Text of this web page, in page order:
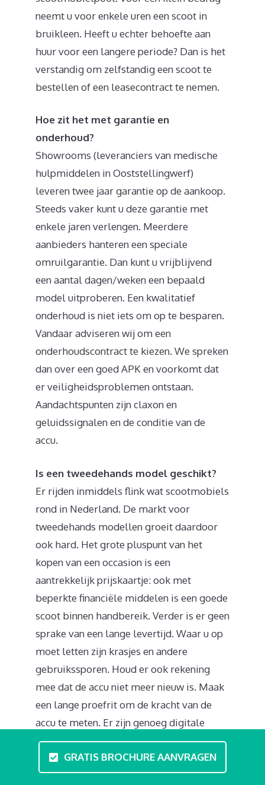
neemt u voor enkele uren een scoot in
bruikleen. Heeft u echter behoefte aan
huur voor een langere periode? Dan is het
verstandig om zelfstandig een scoot te
bestellen of een leasecontract te nemen.
Hoe zit het met garantie en
onderhoud?
Showrooms (leveranciers van medische
hulpmiddelen in Ooststellingwerf)
leveren twee jaar garantie op de aankoop.
Steeds vaker kunt u deze garantie met
enkele jaren verlengen. Meerdere
aanbieders hanteren een speciale
omruilgarantie. Dan kunt u vrijblijvend
een aantal dagen/weken een bepaald
model uitproberen. Een kwalitatief
onderhoud is niet iets om op te besparen.
Vandaar adviseren wij om een
onderhoudscontract te kiezen. We spreken
dan over een goed APK en voorkomt dat
er veiligheidsproblemen ontstaan.
Aandachtspunten zijn claxon en
geluidssignalen en de conditie van de
accu.
Is een tweedehands model geschikt?
Er rijden inmiddels flink wat scootmobiels
rond in Nederland. De markt voor
tweedehands modellen groeit daardoor
ook hard. Het grote pluspunt van het
kopen van een occasion is een
aantrekkelijk prijskaartje: ook met
beperkte financiële middelen is een goede
scoot binnen handbereik. Verder is er geen
sprake van een lange levertijd. Waar u op
moet letten zijn krasjes en andere
gebruikssporen. Houd er ook rekening
mee dat de accu niet meer nieuw is. Maak
een lange proefrit om de kracht van de
accu te meten. Er zijn genoeg digitale
platformen zoals ebay.nl waar gebruikte
modellen te koop worden aangeboden.
GRATIS BROCHURE AANVRAGEN